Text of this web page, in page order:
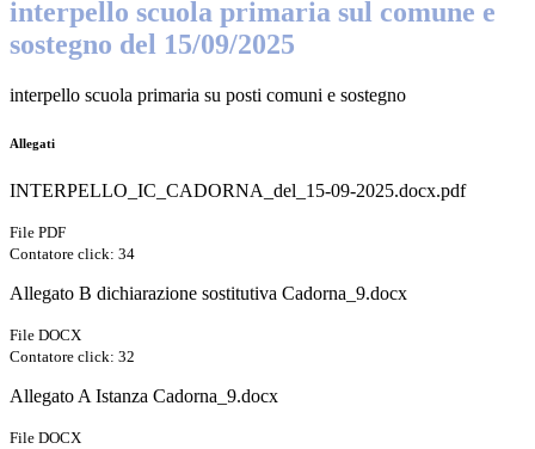
interpello scuola primaria sul comune e
sostegno del 15/09/2025
interpello scuola primaria su posti comuni e sostegno
Allegati
INTERPELLO_IC_CADORNA_del_15-09-2025.docx.pdf
File PDF
Contatore click: 34
Allegato B dichiarazione sostitutiva Cadorna_9.docx
File DOCX
Contatore click: 32
Allegato A Istanza Cadorna_9.docx
File DOCX